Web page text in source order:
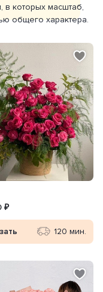
в которых масштаб,
общего характера.
₽
120 мин.